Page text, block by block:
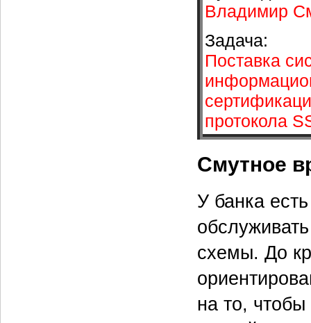
Владимир
Задача:
Поставка
протокола
Смутное
У банка
схемы. До
на то, чтобы